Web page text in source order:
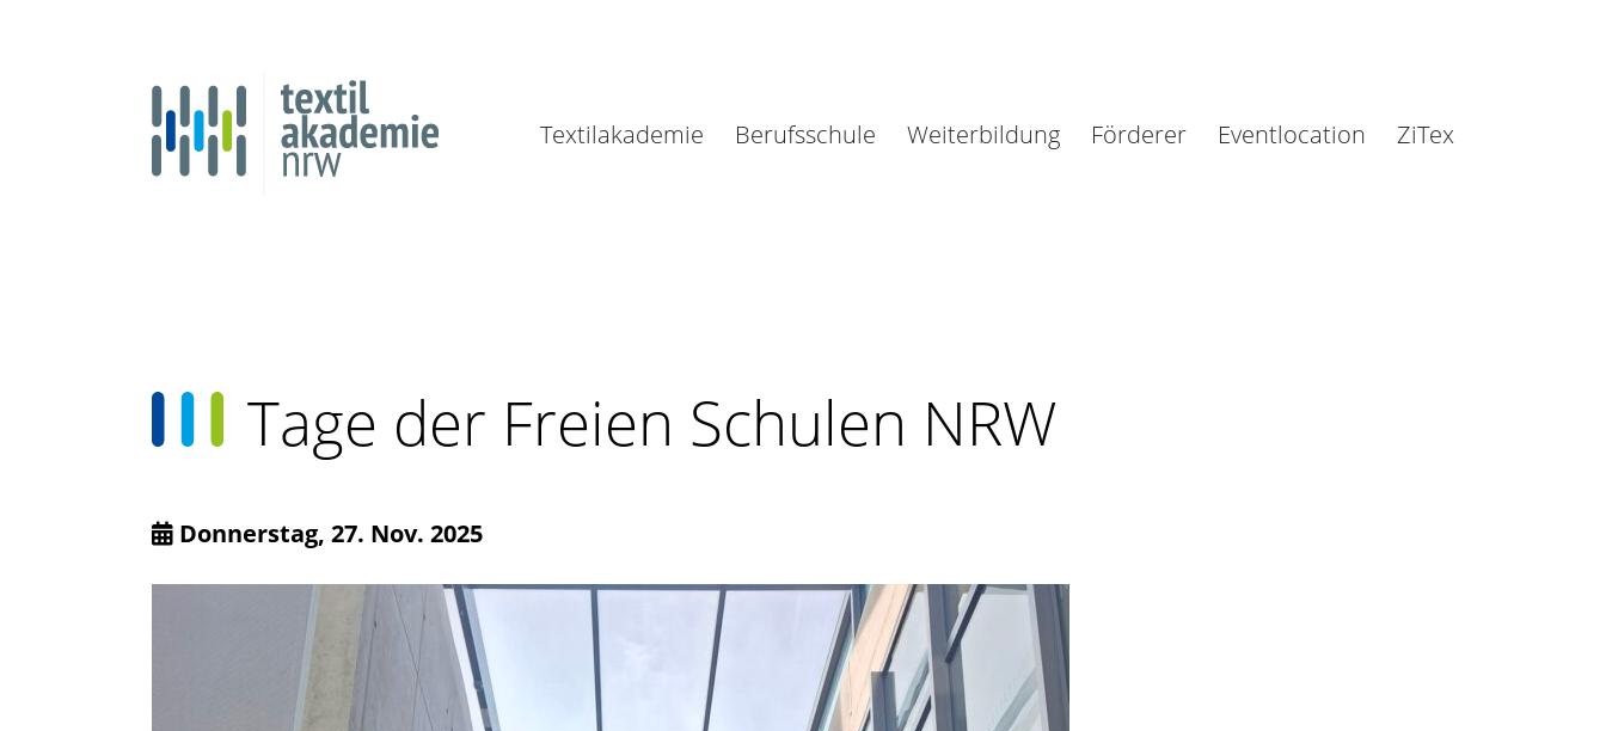
Textilakademie Berufsschule Weiterbildung Förderer Eventlocation ZiTex
Tage der Freien Schulen NRW
Donnerstag, 27. Nov. 2025